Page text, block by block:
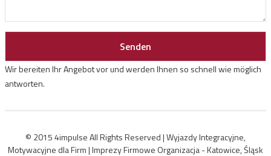
Wir bereiten Ihr Angebot vor und werden Ihnen so schnell wie möglich
antworten.
© 2015 4impulse All Rights Reserved | Wyjazdy Integracyjne,
Motywacyjne dla Firm | Imprezy Firmowe Organizacja - Katowice, Śląsk